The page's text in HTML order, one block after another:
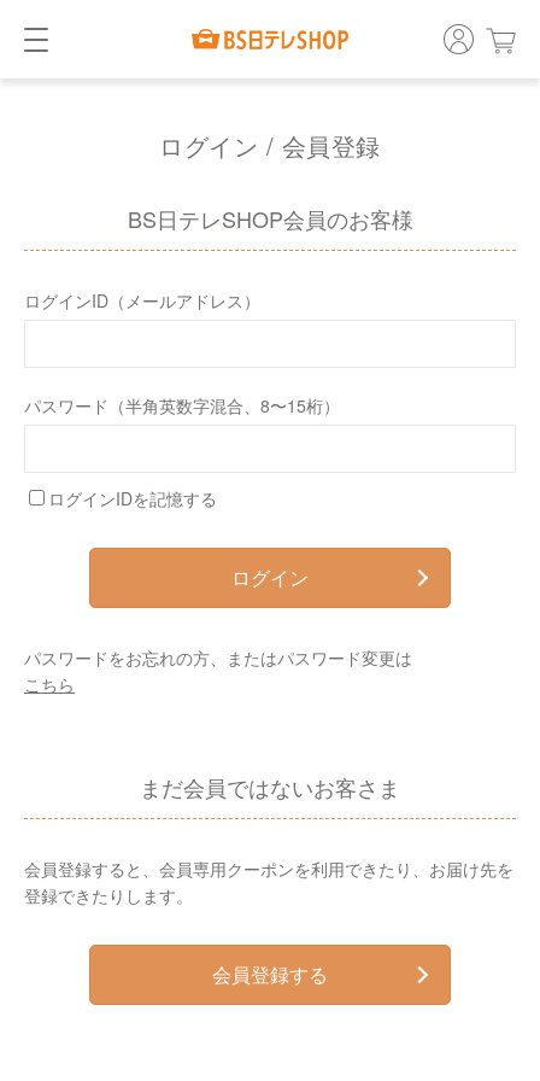
ログイン / 会員登録
BS日テレSHOP会員のお客様
ログインID（メールアドレス）
パスワード（半角英数字混合、8〜15桁）
ログインIDを記憶する
ログイン
パスワードをお忘れの方、またはパスワード変更は
こちら
まだ会員ではないお客さま
会員登録すると、会員専用クーポンを利用できたり、お届け先を
登録できたりします。
会員登録する